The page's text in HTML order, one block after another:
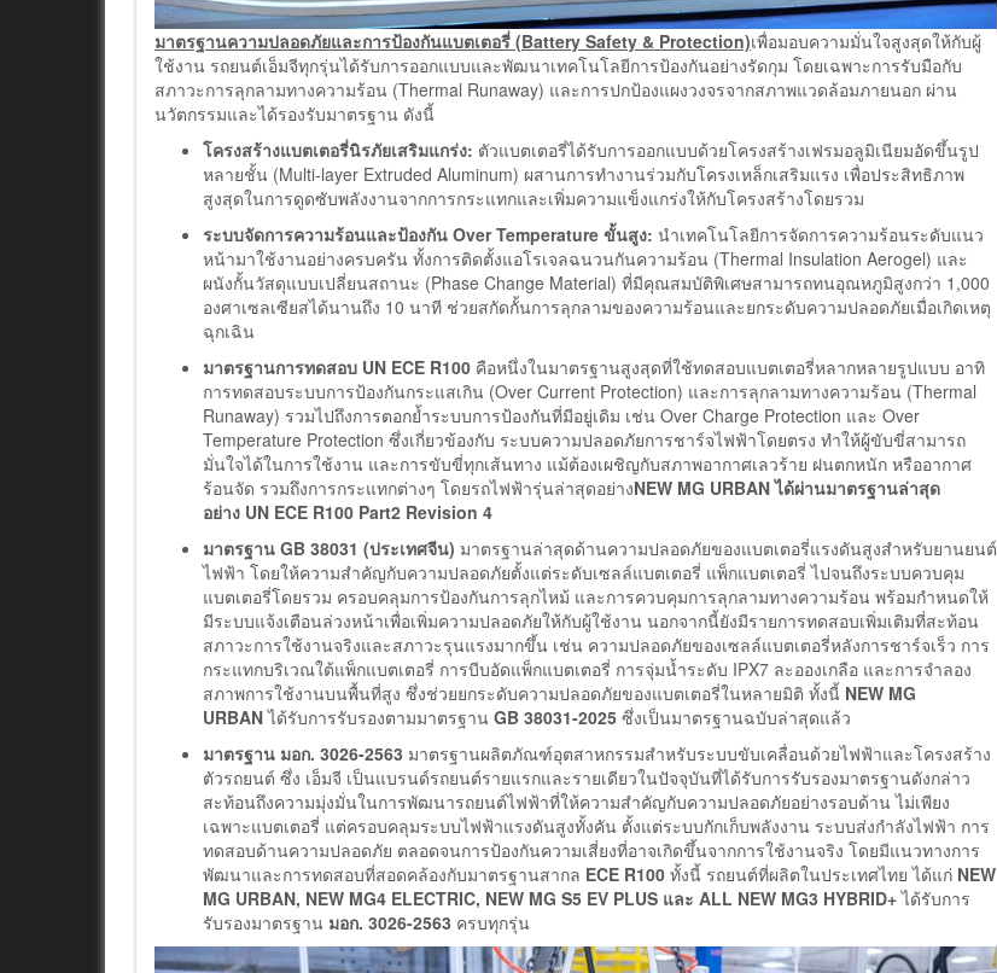
มาตรฐานความปลอดภัยและการป้องกันแบตเตอรี่ (Battery Safety & Protection)เพื่อมอบความมั่นใจสูงสุดให้กับผู้
ใช้งาน รถยนต์เอ็มจีทุกรุ่นได้รับการออกแบบและพัฒนาเทคโนโลยีการป้องกันอย่างรัดกุม โดยเฉพาะการรับมือกับ
สภาวะการลุกลามทางความร้อน (Thermal Runaway) และการปกป้องแผงวงจรจากสภาพแวดล้อมภายนอก ผ่าน
นวัตกรรมและได้รองรับมาตรฐาน ดังนี้
โครงสร้างแบตเตอรี่นิรภัยเสริมแกร่ง: ตัวแบตเตอรี่ได้รับการออกแบบด้วยโครงสร้างเฟรมอลูมิเนียมอัดขึ้นรูป
หลายชั้น (Multi-layer Extruded Aluminum) ผสานการทำงานร่วมกับโครงเหล็กเสริมแรง เพื่อประสิทธิภาพ
สูงสุดในการดูดซับพลังงานจากการกระแทกและเพิ่มความแข็งแกร่งให้กับโครงสร้างโดยรวม
ระบบจัดการความร้อนและป้องกัน Over Temperature ขั้นสูง: นำเทคโนโลยีการจัดการความร้อนระดับแนว
หน้ามาใช้งานอย่างครบครัน ทั้งการติดตั้งแอโรเจลฉนวนกันความร้อน (Thermal Insulation Aerogel) และ
ผนังกั้นวัสดุแบบเปลี่ยนสถานะ (Phase Change Material) ที่มีคุณสมบัติพิเศษสามารถทนอุณหภูมิสูงกว่า 1,000
องศาเซลเซียสได้นานถึง 10 นาที ช่วยสกัดกั้นการลุกลามของความร้อนและยกระดับความปลอดภัยเมื่อเกิดเหตุ
ฉุกเฉิน
มาตรฐานการทดสอบ UN ECE R100 คือหนึ่งในมาตรฐานสูงสุดที่ใช้ทดสอบแบตเตอรี่หลากหลายรูปแบบ อาทิ
การทดสอบระบบการป้องกันกระแสเกิน (Over Current Protection) และการลุกลามทางความร้อน (Thermal
Runaway) รวมไปถึงการตอกย้ำระบบการป้องกันที่มีอยู่เดิม เช่น Over Charge Protection และ Over
Temperature Protection ซึ่งเกี่ยวข้องกับ ระบบความปลอดภัยการชาร์จไฟฟ้าโดยตรง ทำให้ผู้ขับขี่สามารถ
มั่นใจได้ในการใช้งาน และการขับขี่ทุกเส้นทาง แม้ต้องเผชิญกับสภาพอากาศเลวร้าย ฝนตกหนัก หรืออากาศ
ร้อนจัด รวมถึงการกระแทกต่างๆ โดยรถไฟฟ้ารุ่นล่าสุดอย่างNEW MG URBAN ได้ผ่านมาตรฐานล่าสุด
อย่าง UN ECE R100 Part2 Revision 4
มาตรฐาน GB 38031 (ประเทศจีน) มาตรฐานล่าสุดด้านความปลอดภัยของแบตเตอรี่แรงดันสูงสำหรับยานยนต์
ไฟฟ้า โดยให้ความสำคัญกับความปลอดภัยตั้งแต่ระดับเซลล์แบตเตอรี่ แพ็กแบตเตอรี่ ไปจนถึงระบบควบคุม
แบตเตอรี่โดยรวม ครอบคลุมการป้องกันการลุกไหม้ และการควบคุมการลุกลามทางความร้อน พร้อมกำหนดให้
มีระบบแจ้งเตือนล่วงหน้าเพื่อเพิ่มความปลอดภัยให้กับผู้ใช้งาน นอกจากนี้ยังมีรายการทดสอบเพิ่มเติมที่สะท้อน
สภาวะการใช้งานจริงและสภาวะรุนแรงมากขึ้น เช่น ความปลอดภัยของเซลล์แบตเตอรี่หลังการชาร์จเร็ว การ
กระแทกบริเวณใต้แพ็กแบตเตอรี่ การบีบอัดแพ็กแบตเตอรี่ การจุ่มน้ำระดับ IPX7 ละอองเกลือ และการจำลอง
สภาพการใช้งานบนพื้นที่สูง ซึ่งช่วยยกระดับความปลอดภัยของแบตเตอรี่ในหลายมิติ ทั้งนี้ NEW MG
URBANได้รับการรับรองตามมาตรฐาน GB 38031-2025 ซึ่งเป็นมาตรฐานฉบับล่าสุดแล้ว
มาตรฐาน มอก. 3026-2563 มาตรฐานผลิตภัณฑ์อุตสาหกรรมสำหรับระบบขับเคลื่อนด้วยไฟฟ้าและโครงสร้าง
ตัวรถยนต์ ซึ่ง เอ็มจี เป็นแบรนด์รถยนต์รายแรกและรายเดียวในปัจจุบันที่ได้รับการรับรองมาตรฐานดังกล่าว
สะท้อนถึงความมุ่งมั่นในการพัฒนารถยนต์ไฟฟ้าที่ให้ความสำคัญกับความปลอดภัยอย่างรอบด้าน ไม่เพียง
เฉพาะแบตเตอรี่ แต่ครอบคลุมระบบไฟฟ้าแรงดันสูงทั้งคัน ตั้งแต่ระบบกักเก็บพลังงาน ระบบส่งกำลังไฟฟ้า การ
ทดสอบด้านความปลอดภัย ตลอดจนการป้องกันความเสี่ยงที่อาจเกิดขึ้นจากการใช้งานจริง โดยมีแนวทางการ
พัฒนาและการทดสอบที่สอดคล้องกับมาตรฐานสากล ECE R100 ทั้งนี้ รถยนต์ที่ผลิตในประเทศไทย ได้แก่ NEW
MG URBAN, NEW MG4 ELECTRIC, NEW MG S5 EV PLUS และ ALL NEW MG3 HYBRID+ได้รับการ
รับรองมาตรฐาน มอก. 3026-2563 ครบทุกรุ่น